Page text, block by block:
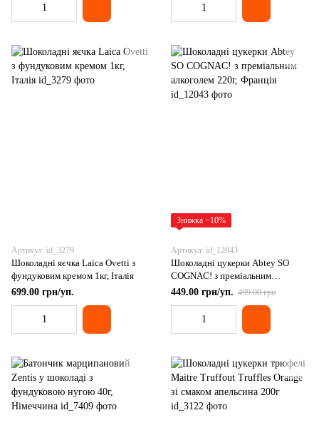
Артикул: id_3279
Шоколадні яєчка Laica Ovetti з
фундуковим кремом 1кг, Італія
699.00 грн/уп.
Знижка −10%
Артикул: id_12043
Шоколадні цукерки Abtey SO
COGNAC! з преміальним
алкоголем 220г, Франція
449.00 грн/уп. 499.00 грн